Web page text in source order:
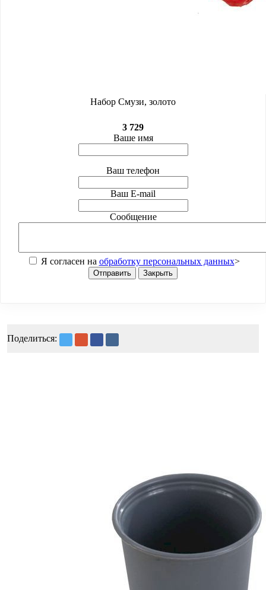
Набор Смузи, золото
3 729
Ваше имя
Ваш телефон
Ваш E-mail
Сообщение
Я согласен на обработку персональных данных>
Отправить Закрыть
Поделиться: